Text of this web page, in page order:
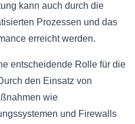
kann auch durch die
Prozessen und das
erreicht werden.
entscheidende Rolle für die
den Einsatz von
wie
und Firewalls